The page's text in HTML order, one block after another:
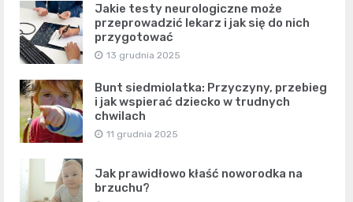
Jakie testy neurologiczne może
przeprowadzić lekarz i jak się do nich
przygotować
13 grudnia 2025
Bunt siedmiolatka: Przyczyny, przebieg
i jak wspierać dziecko w trudnych
chwilach
11 grudnia 2025
Jak prawidłowo kłaść noworodka na
brzuchu?